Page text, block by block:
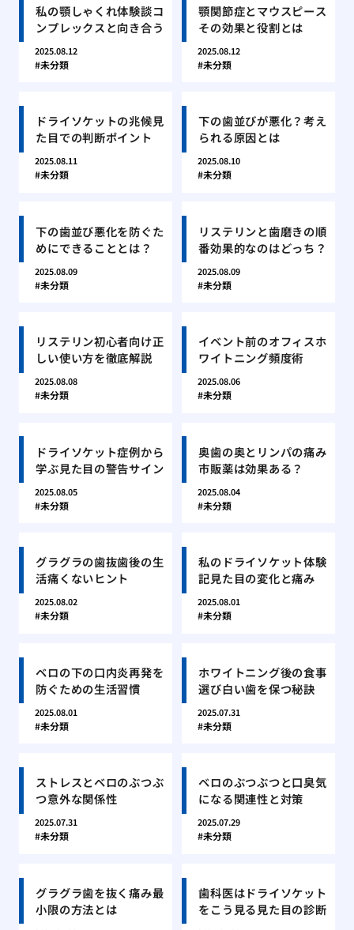
私の顎しゃくれ体験談コ
ンプレックスと向き合う
2025.08.12
未分類
顎関節症とマウスピース
その効果と役割とは
2025.08.12
未分類
ドライソケットの兆候見
た目での判断ポイント
2025.08.11
未分類
下の歯並びが悪化？考え
られる原因とは
2025.08.10
未分類
下の歯並び悪化を防ぐた
めにできることとは？
2025.08.09
未分類
リステリンと歯磨きの順
番効果的なのはどっち？
2025.08.09
未分類
リステリン初心者向け正
しい使い方を徹底解説
2025.08.08
未分類
イベント前のオフィスホ
ワイトニング頻度術
2025.08.06
未分類
ドライソケット症例から
学ぶ見た目の警告サイン
2025.08.05
未分類
奥歯の奥とリンパの痛み
市販薬は効果ある？
2025.08.04
未分類
グラグラの歯抜歯後の生
活痛くないヒント
2025.08.02
未分類
私のドライソケット体験
記見た目の変化と痛み
2025.08.01
未分類
ベロの下の口内炎再発を
防ぐための生活習慣
2025.08.01
未分類
ホワイトニング後の食事
選び白い歯を保つ秘訣
2025.07.31
未分類
ストレスとベロのぶつぶ
つ意外な関係性
2025.07.31
未分類
ベロのぶつぶつと口臭気
になる関連性と対策
2025.07.29
未分類
グラグラ歯を抜く痛み最
小限の方法とは
歯科医はドライソケット
をこう見る見た目の診断